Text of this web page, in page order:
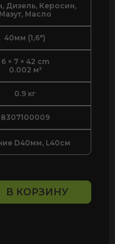
Дизель, Керосин,
Мазут, Масло
40мм (1,6″)
6 × 7 × 42 cm
0.002 м³
0.9 кг
8307100009
D40мм, L40см
В КОРЗИНУ